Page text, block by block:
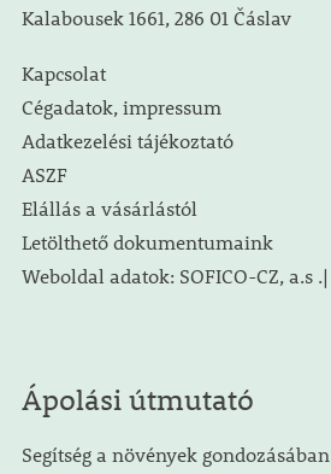
Kalabousek 1661, 286 01 Čáslav
Kapcsolat
Cégadatok, impressum
Adatkezelési tájékoztató
ASZF
Elállás a vásárlástól
Letölthető dokumentumaink
Weboldal adatok: SOFICO-CZ, a.s
Ápolási útmutató
Segítség a növények gondozásában